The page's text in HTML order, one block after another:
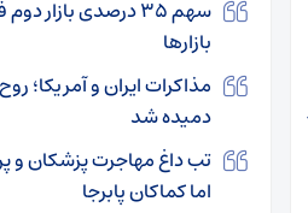
سهم ۳۵ درصدی بازار
بازارها
مذاکرات ایران و آمریکا؛
دمیده شد
اما کماکان پابرجا